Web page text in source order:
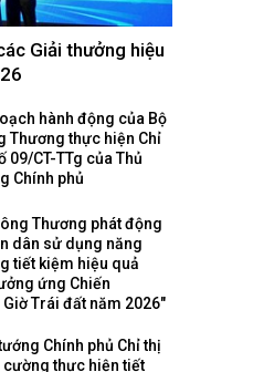
Giải thưởng hiệu
hành động của Bộ
Thương thực hiện Chỉ
09/CT-TTg của Thủ
Chính phủ
Thương phát động
dân sử dụng năng
tiết kiệm hiệu quả
ứng Chiến
Trái đất năm 2026"
Chính phủ Chỉ thị
cường thực hiện tiết